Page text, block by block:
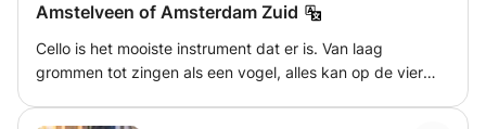
Amstelveen of Amsterdam Zuid
Cello is het mooiste instrument dat er is. Van laag
grommen tot zingen als een vogel, alles kan op de vier